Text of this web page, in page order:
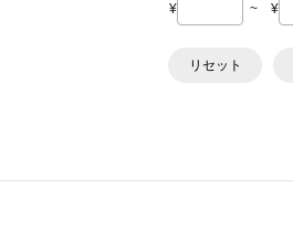
¥ ~ ¥
リセット